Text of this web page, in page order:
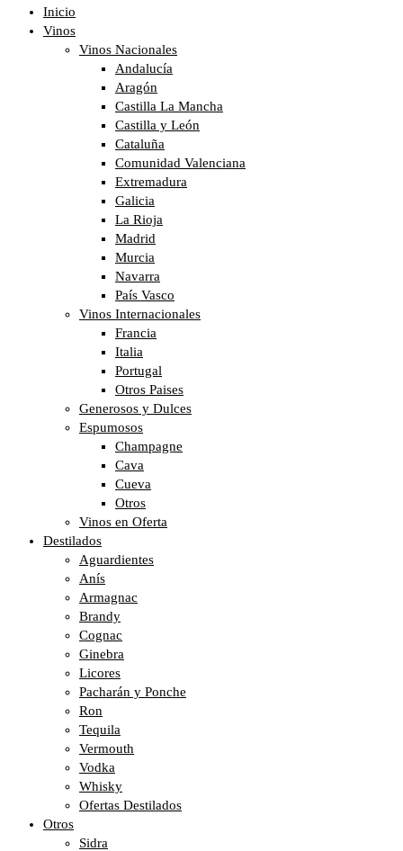
Inicio
Vinos
Vinos Nacionales
Andalucía
Aragón
Castilla La Mancha
Castilla y León
Cataluña
Comunidad Valenciana
Extremadura
Galicia
La Rioja
Madrid
Murcia
Navarra
País Vasco
Vinos Internacionales
Francia
Italia
Portugal
Otros Paises
Generosos y Dulces
Espumosos
Champagne
Cava
Cueva
Otros
Vinos en Oferta
Destilados
Aguardientes
Anís
Armagnac
Brandy
Cognac
Ginebra
Licores
Pacharán y Ponche
Ron
Tequila
Vermouth
Vodka
Whisky
Ofertas Destilados
Otros
Sidra